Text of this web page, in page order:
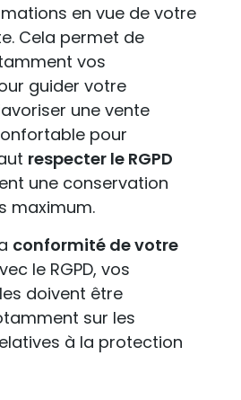
en vue de votre
Cela permet de
vos
guider votre
une vente
pour
respecter le RGPD
une conservation
maximum.
conformité de votre
le RGPD, vos
doivent être
sur les
à la protection